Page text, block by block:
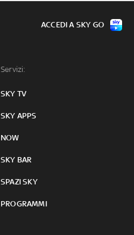
Servizi:
SKY TV
SKY APPS
NOW
SKY BAR
SPAZI SKY
PROGRAMMI
ACCEDI A SKY GO